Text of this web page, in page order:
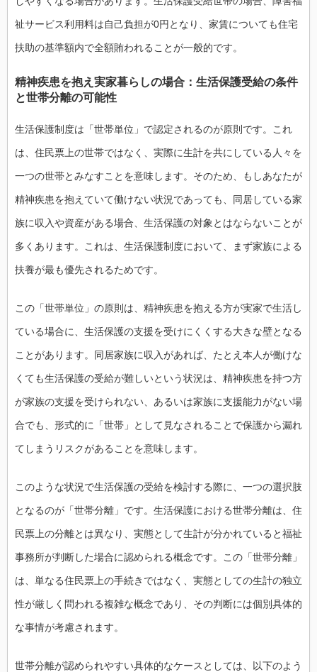
祉サービス利用料は自己負担が0円となり、家賃についても住宅
扶助の基準額内で全額賄われることが一般的です。
精神疾患を抱え実家暮らしの場合：生活保護受給の条件
と世帯分離の可能性
生活保護制度は「世帯単位」で認定されるのが原則です。これ
は、住民票上の世帯ではなく、実際に生計を共にしている人々を
一つの世帯とみなすことを意味します。そのため、もしあなたが
精神疾患を抱えていて働けない状況であっても、同居している家
族に収入や資産がある場合、生活保護の対象とはならないことが
多くあります。これは、生活保護制度において、まず家族による
扶養が最も優先されるためです。
この「世帯単位」の原則は、精神疾患を抱える方が実家で生活し
ている場合に、生活保護の支援を受けにくくする大きな壁となる
ことがあります。同居家族に収入があれば、たとえ本人が働けな
くても生活保護の受給が難しいという状況は、精神疾患を持つ方
が家族の支援を受けられない、あるいは家族に支援能力がない場
合でも、形式的に「世帯」として見なされることで保護から漏れ
てしまうリスクがあることを意味します。
このような状況で生活保護の受給を検討する際に、一つの選択肢
となるのが「世帯分離」です。生活保護における世帯分離は、住
民票上の分離とは異なり、実態として生計が分かれていると福祉
事務所が判断した場合に認められる概念です。この「世帯分離」
は、単なる住民票上の手続きではなく、実態としての生計の独立
性が厳しく問われる複雑な概念であり、その判断には個別具体的
な事情が考慮されます。
世帯分離が認められやすい具体的なケースとしては、以下のよう